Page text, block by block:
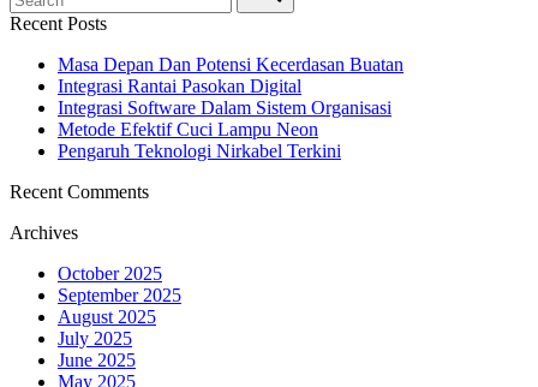
Recent Posts
Masa Depan Dan Potensi Kecerdasan Buatan
Integrasi Rantai Pasokan Digital
Integrasi Software Dalam Sistem Organisasi
Metode Efektif Cuci Lampu Neon
Pengaruh Teknologi Nirkabel Terkini
Recent Comments
Archives
October 2025
September 2025
August 2025
July 2025
June 2025
May 2025